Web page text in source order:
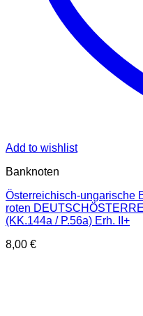
Add to wishlist
Banknoten
Österreichisch-ungarische
roten
(KK.144a / P.56a) Erh. II+
8,00 €